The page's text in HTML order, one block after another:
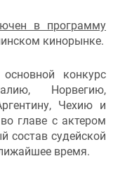
в программу
кинорынке.
конкурс
Норвегию,
Чехию и
главе с актером
состав судейской
время.